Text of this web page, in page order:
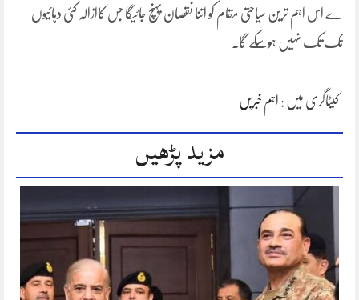
ے اس اہم ترین سیاحتی مقام کو اتنا نقصان پہنچ جائیگا جس کاازالہ کئی دہائیوں
تک تک نہیں ہوسکے گا۔
کیٹاگری میں : اہم خبریں
مزید پڑھیں